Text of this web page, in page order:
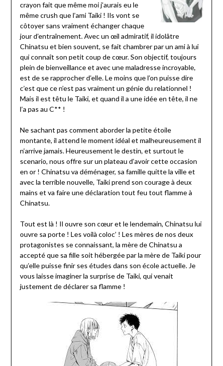
crayon fait que même moi j’aurais eu le
même crush que l’ami Taiki ! Ils vont se
côtoyer sans vraiment échanger chaque
jour d’entraînement. Avec un œil admiratif, il idolâtre
Chinatsu et bien souvent, se fait chambrer par un ami à lui
qui connaît son petit coup de cœur. Son objectif, toujours
plein de bienveillance et avec une maladresse incroyable,
est de se rapprocher d’elle. Le moins que l’on puisse dire
c’est que ce n’est pas vraiment un génie du relationnel !
Mais il est têtu le Taiki, et quand il a une idée en tête, il ne
l’a pas au C** !
Ne sachant pas comment aborder la petite étoile
montante, il attend le moment idéal et malheureusement il
n’arrive jamais. Heureusement le destin, et surtout le
scenario, nous offre sur un plateau d’avoir cette occasion
en or ! Chinatsu va déménager, sa famille quitte la ville et
avec la terrible nouvelle, Taiki prend son courage à deux
mains et va faire une déclaration tout feu tout flamme à
Chinatsu.
Tout est là ! Il ouvre son cœur et le lendemain, Chinatsu lui
ouvre sa porte ! Les voilà coloc’ ! Les mères de nos deux
protagonistes se connaissant, la mère de Chinatsu a
accepté que sa fille soit hébergée par la mère de Taiki pour
qu’elle puisse finir ses études dans son école actuelle. Je
vous laisse imaginer la surprise de Taiki, qui venait
justement de déclarer sa flamme !